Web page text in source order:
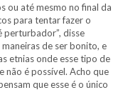
ou até mesmo no final da
para tentar fazer o
perturbador”, disse
de ser bonito, e
etnias onde esse tipo de
não é possível. Acho que
que esse é o único